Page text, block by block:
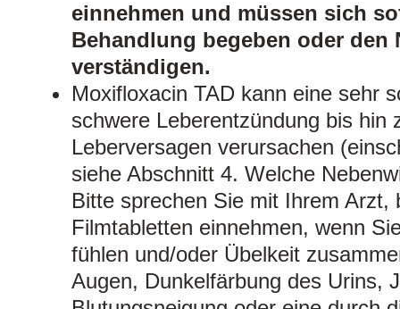
einnehmen und müssen sich
Behandlung begeben oder den
verständigen.
Moxifloxacin TAD kann eine sehr
schwere Leberentzündung bis hin
Leberversagen verursachen
siehe Abschnitt 4. Welche
Bitte sprechen Sie mit Ihrem Arzt,
Filmtabletten einnehmen, wenn
fühlen und/oder Übelkeit
Augen, Dunkelfärbung des Urins,